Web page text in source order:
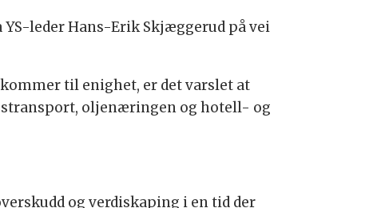
leder Hans-Erik Skjæggerud på vei
til enighet, er det varslet at
oljenæringen og hotell- og
og verdiskaping i en tid der